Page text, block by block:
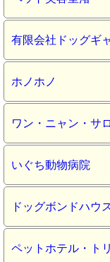
有限会社ドッグギ
ホノホノ
ワン・ニャン・サ
いぐち動物病院
ドッグボンドハウ
ペットホテル・ト